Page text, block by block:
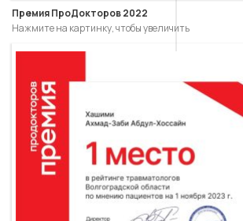
Премия ПроДокторов 2022
Нажмите на картинку, чтобы увеличить